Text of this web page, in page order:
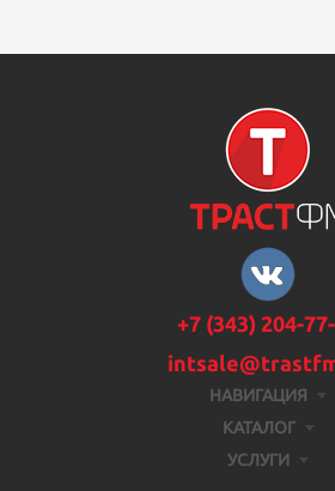
+7 (343) 204-
НАВИГАЦИЯ
КАТАЛОГ
УСЛУГИ